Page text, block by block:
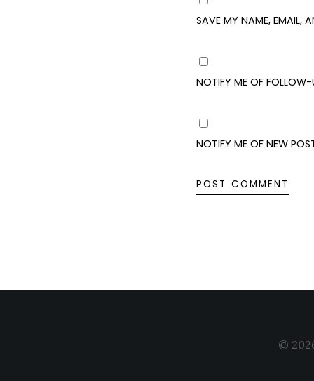
SAVE MY NAME, EMAIL,
NOTIFY ME OF
NOTIFY ME OF NEW
©